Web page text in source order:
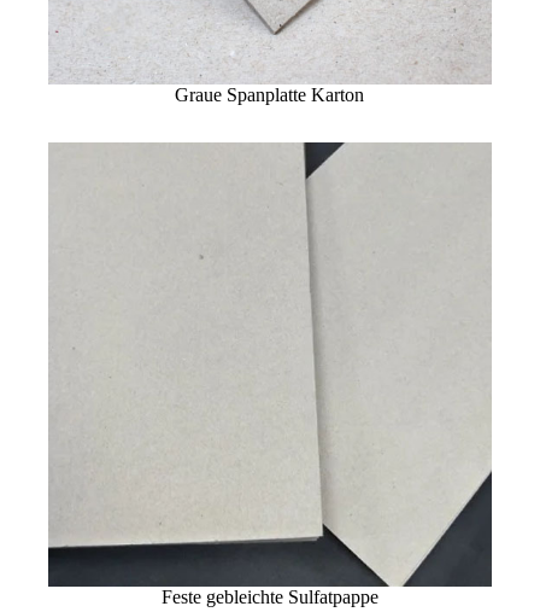
Graue Spanplatte Karton
Feste gebleichte Sulfatpappe